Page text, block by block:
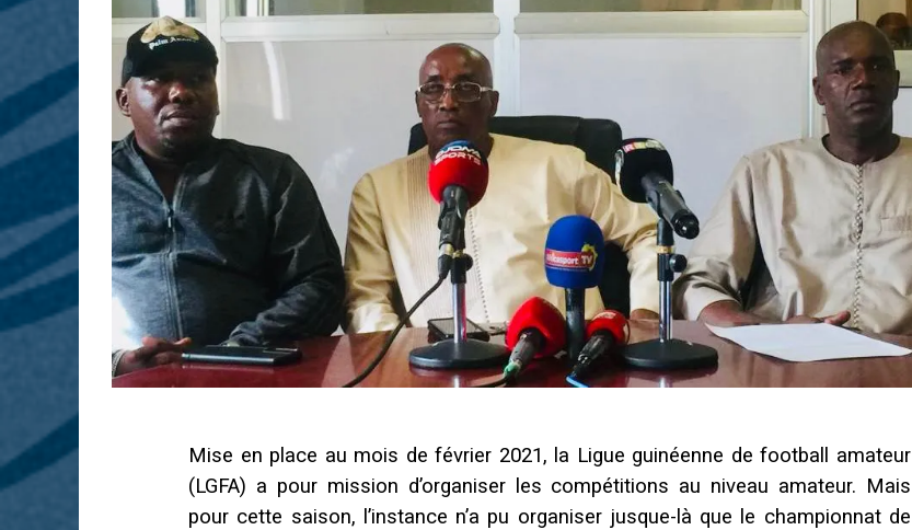
Mise en place au mois de février 2021, la Ligue guinéenne de football amateur
(LGFA) a pour mission d’organiser les compétitions au niveau amateur. Mais
pour cette saison, l’instance n’a pu organiser jusque-là que le championnat de